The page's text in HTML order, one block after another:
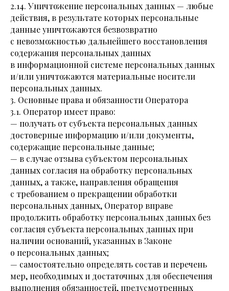
2.14. Уничтожение персональных данных — любые
действия, в результате которых персональные
данные уничтожаются безвозвратно
с невозможностью дальнейшего восстановления
содержания персональных данных
в информационной системе персональных данных
и/или уничтожаются материальные носители
персональных данных.
3. Основные права и обязанности Оператора
3.1. Оператор имеет право:
— получать от субъекта персональных данных
достоверные информацию и/или документы,
содержащие персональные данные;
— в случае отзыва субъектом персональных
данных согласия на обработку персональных
данных, а также, направления обращения
с требованием о прекращении обработки
персональных данных, Оператор вправе
продолжить обработку персональных данных без
согласия субъекта персональных данных при
наличии оснований, указанных в Законе
о персональных данных;
— самостоятельно определять состав и перечень
мер, необходимых и достаточных для обеспечения
выполнения обязанностей, предусмотренных